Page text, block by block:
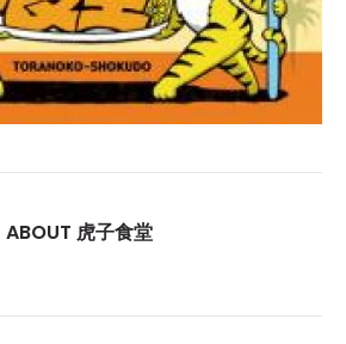
ABOUT 虎子食堂